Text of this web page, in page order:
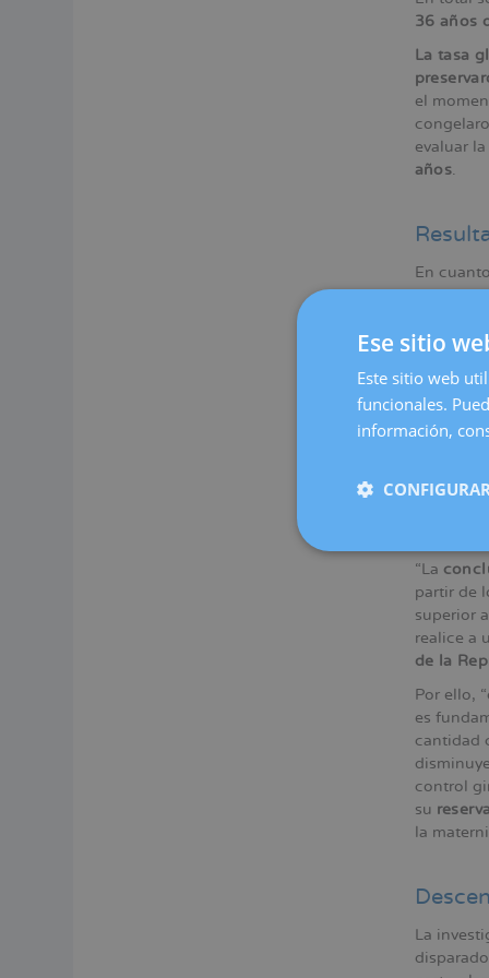
36 años
La tasa
el
evaluar
años.
En
obtener
Este
ser
“La
partir de
superior
realice a
de la
Por ello,
es
cantidad
control
su
la
La
Ese sitio
Este sitio web
funcionales.
información,